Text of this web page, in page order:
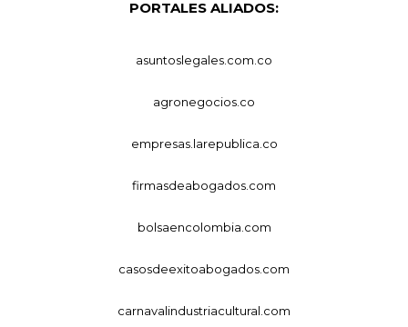
PORTALES ALIADOS:
asuntoslegales.com.co
agronegocios.co
empresas.larepublica.co
firmasdeabogados.com
bolsaencolombia.com
casosdeexitoabogados.com
carnavalindustriacultural.com